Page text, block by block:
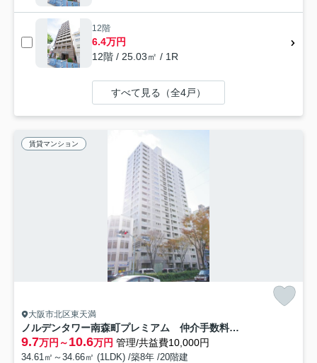
12階
6.4万円
12階 / 25.03㎡ / 1R
すべて見る（全4戸）
賃貸マンション
大阪市北区東天満
ノルデンタワー南森町プレミアム 仲介手数料無料
9.7万円～10.6万円 管理/共益費10,000円
34.61㎡～34.66㎡ (1LDK) /築8年 /20階建